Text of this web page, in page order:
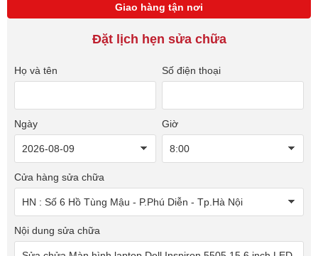
Giao hàng tận nơi
Đặt lịch hẹn sửa chữa
Họ và tên Số điện thoại
Ngày Giờ
Cửa hàng sửa chữa
Nội dung sửa chữa